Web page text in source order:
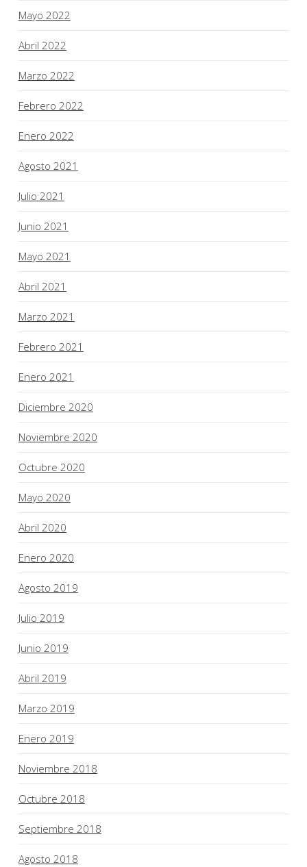
Mayo 2022
Abril 2022
Marzo 2022
Febrero 2022
Enero 2022
Agosto 2021
Julio 2021
Junio 2021
Mayo 2021
Abril 2021
Marzo 2021
Febrero 2021
Enero 2021
Diciembre 2020
Noviembre 2020
Octubre 2020
Mayo 2020
Abril 2020
Enero 2020
Agosto 2019
Julio 2019
Junio 2019
Abril 2019
Marzo 2019
Enero 2019
Noviembre 2018
Octubre 2018
Septiembre 2018
Agosto 2018